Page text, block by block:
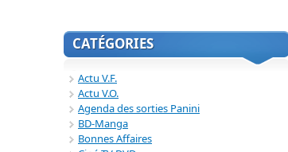
CATÉGORIES
Actu V.F.
Actu V.O.
Agenda des sorties Panini
BD-Manga
Bonnes Affaires